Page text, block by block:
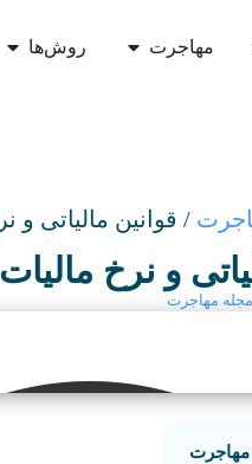
مهاجرت روش‌ها
/ قوانین مالیاتی و
و نرخ
مجله مهاجرت
مهاجرت